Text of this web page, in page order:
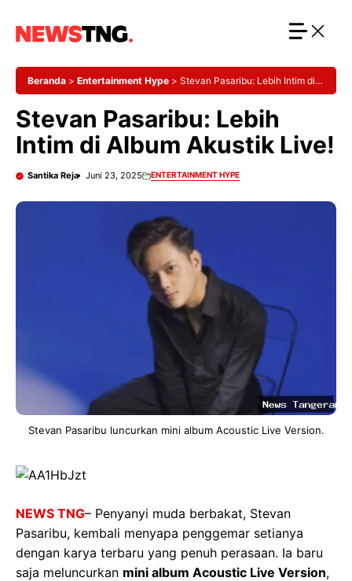
Beranda > Entertainment Hype > Stevan Pasaribu: Lebih Intim di
Stevan Pasaribu: Lebih
Intim di Album Akustik Live!
Santika Reja Juni 23, 2025 ENTERTAINMENT HYPE
Stevan Pasaribu luncurkan mini album Acoustic Live Version.
NEWS TNG– Penyanyi muda berbakat, Stevan
Pasaribu, kembali menyapa penggemar setianya
dengan karya terbaru yang penuh perasaan. Ia baru
saja meluncurkan mini album Acoustic Live Version,